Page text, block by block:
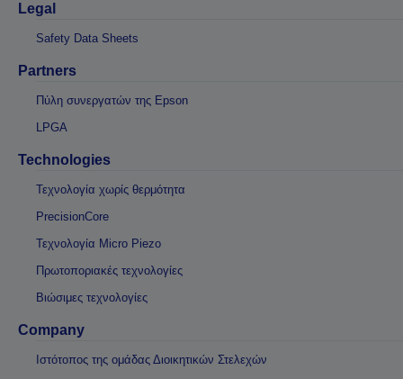
Legal
Safety Data Sheets
Partners
Πύλη συνεργατών της Epson
LPGA
Technologies
Τεχνολογία χωρίς θερμότητα
PrecisionCore
Τεχνολογία Micro Piezo
Πρωτοποριακές τεχνολογίες
Βιώσιμες τεχνολογίες
Company
Ιστότοπος της ομάδας Διοικητικών Στελεχών